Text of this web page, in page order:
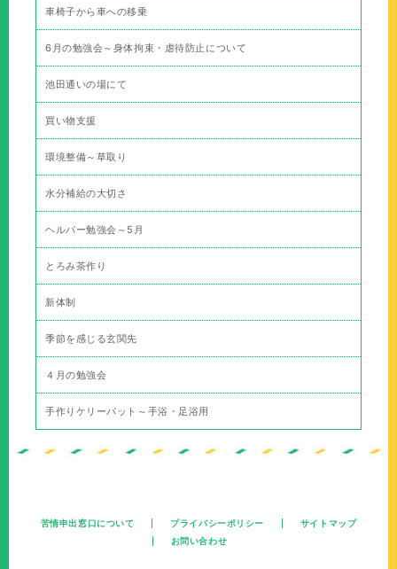
車椅子から車への移乗
6月の勉強会～身体拘束・虐待防止について
池田通いの場にて
買い物支援
環境整備～草取り
水分補給の大切さ
ヘルパー勉強会～5月
とろみ茶作り
新体制
季節を感じる玄関先
４月の勉強会
手作りケリーパット～手浴・足浴用
苦情申出窓口について プライバシーポリシー
サイトマップ
お問い合わせ